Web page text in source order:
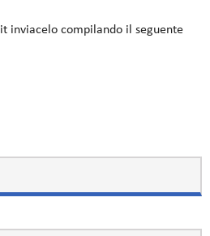
inviacelo compilando il seguente